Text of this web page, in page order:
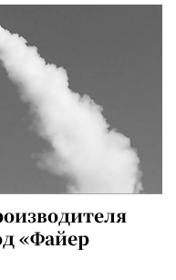
«Файер